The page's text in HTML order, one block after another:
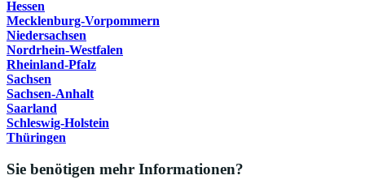
Hessen
Mecklenburg-Vorpommern
Niedersachsen
Nordrhein-Westfalen
Rheinland-Pfalz
Sachsen
Sachsen-Anhalt
Saarland
Schleswig-Holstein
Thüringen
Sie benötigen mehr Informationen?